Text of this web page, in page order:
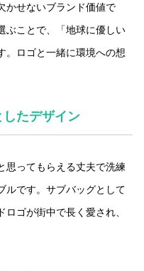
かせないブランド価値で
ぶことで、「地球に優しい
。ロゴと一緒に環境への想
たデザイン
思ってもらえる丈夫で洗練
ルです。サブバッグとして
ゴが街中で長く愛され、